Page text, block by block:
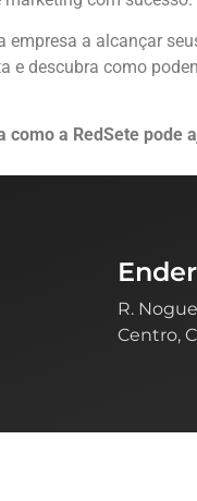
a alcançar
descubra como
a RedSete pode
R.
Centro,